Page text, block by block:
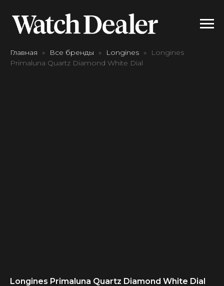
Главная Все бренды Longines
Longines
Primaluna Quartz Diamond White Dial
Longines Primaluna Quartz Diamond White Dial